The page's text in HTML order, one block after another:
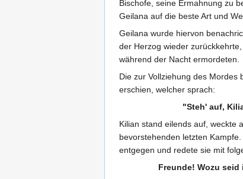
Bischofe, seine Ermahnung zu
Geilana auf die beste Art und
Geilana wurde hiervon
der Herzog wieder
während der Nacht ermordeten.
Die zur Vollziehung des
erschien, welcher sprach:
"Steh' auf,
Kilian stand eilends auf, weckte
bevorstehenden letzten
entgegen und redete sie mit
Freunde! Wozu